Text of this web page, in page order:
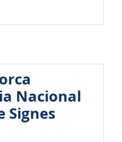
Nacional
Signes